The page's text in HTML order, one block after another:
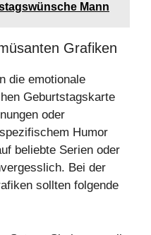
Mann
Grafiken
die emotionale
Geburtstagskarte
oder
Humor
beliebte Serien oder
Bei der
sollten folgende